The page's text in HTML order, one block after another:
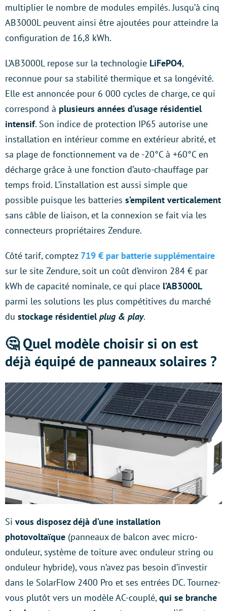
multiplier le nombre de modules empilés. Jusqu’à cinq
AB3000L peuvent ainsi être ajoutées pour atteindre la
configuration de 16,8 kWh.
L’AB3000L repose sur la technologie LiFePO4,
reconnue pour sa stabilité thermique et sa longévité.
Elle est annoncée pour 6 000 cycles de charge, ce qui
correspond à plusieurs années d’usage résidentiel
intensif. Son indice de protection IP65 autorise une
installation en intérieur comme en extérieur abrité, et
sa plage de fonctionnement va de -20°C à +60°C en
décharge grâce à une fonction d’auto-chauffage par
temps froid. L’installation est aussi simple que
possible puisque les batteries s’empilent verticalement
sans câble de liaison, et la connexion se fait via les
connecteurs propriétaires Zendure.
Côté tarif, comptez 719 € par batterie supplémentaire
sur le site Zendure, soit un coût d’environ 284 € par
kWh de capacité nominale, ce qui place l’AB3000L
parmi les solutions les plus compétitives du marché
du stockage résidentielplug & play.
🤔 Quel modèle choisir si on est
déjà équipé de panneaux solaires ?
Si vous disposez déjà d’une installation
photovoltaïque (panneaux de balcon avec micro-
onduleur, système de toiture avec onduleur string ou
onduleur hybride), vous n’avez pas besoin d’investir
dans le SolarFlow 2400 Pro et ses entrées DC. Tournez-
vous plutôt vers un modèle AC-couplé,qui se branche